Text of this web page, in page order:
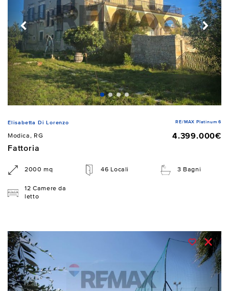
Elisabetta Di Lorenzo RE/MAX Platinum 6
Modica, RG
4.399.000€
Fattoria
2000 mq 46 Locali 3 Bagni
12 Camere da
letto